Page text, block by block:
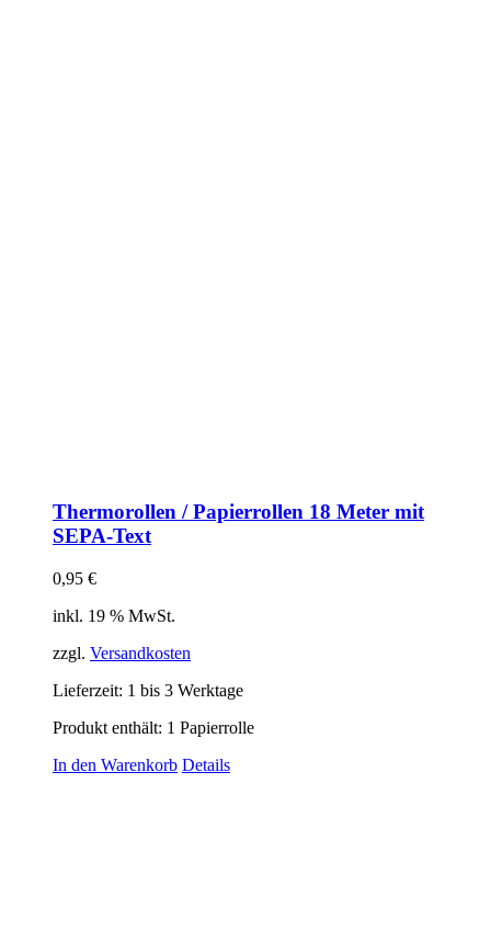
Thermorollen / Papierrollen 18 Meter mit
SEPA-Text
0,95 €
inkl. 19 % MwSt.
zzgl. Versandkosten
Lieferzeit: 1 bis 3 Werktage
Produkt enthält: 1 Papierrolle
In den Warenkorb Details